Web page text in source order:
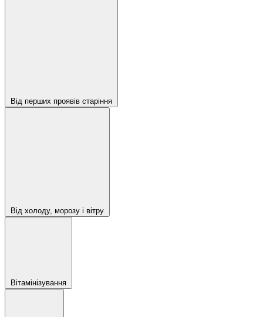
Від перших проявів старіння
Від холоду, морозу і вітру
Вітамінізування